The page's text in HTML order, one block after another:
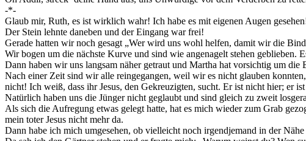
-*-
Glaub mir, Ruth, es ist wirklich wahr! Ich habe es mit eigenen Augen
Der Stein lehnte daneben und der Eingang war frei!
Gerade hatten wir noch gesagt „Wer wird uns wohl helfen, damit wir die
Wir bogen um die nächste Kurve und sind wie angenagelt stehen geblieben.
Dann haben wir uns langsam näher getraut und Martha hat vorsichtig um
Nach einer Zeit sind wir alle reingegangen, weil wir es nicht glauben
nicht! Ich weiß, dass ihr Jesus, den Gekreuzigten, sucht. Er ist nicht hier; er
Natürlich haben uns die Jünger nicht geglaubt und sind gleich zu zweit
Als sich die Aufregung etwas gelegt hatte, hat es mich wieder zum Grab
mein toter Jesus nicht mehr da.
Dann habe ich mich umgesehen, ob vielleicht noch irgendjemand in der Nähe